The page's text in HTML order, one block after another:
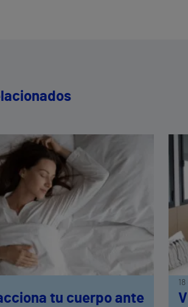
tu cuerpo ante